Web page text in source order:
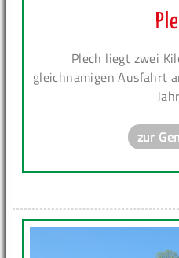
Plech liegt zwei
gleichnamigen Ausfahrt
zur